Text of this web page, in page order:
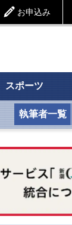
お申込み
スポーツ
執筆者一覧